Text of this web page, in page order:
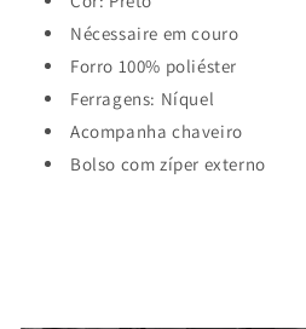
Nécessaire em couro
Forro 100% poliéster
Ferragens: Níquel
Acompanha chaveiro
Bolso com zíper externo